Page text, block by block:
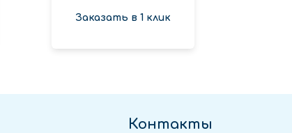
Заказать в 1 клик
Контакты